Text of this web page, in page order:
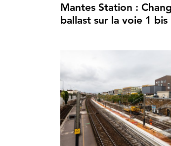
Mantes Station :
ballast sur la voie 1 bis